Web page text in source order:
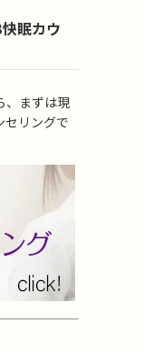
眠カウ
、まずは現
セリングで